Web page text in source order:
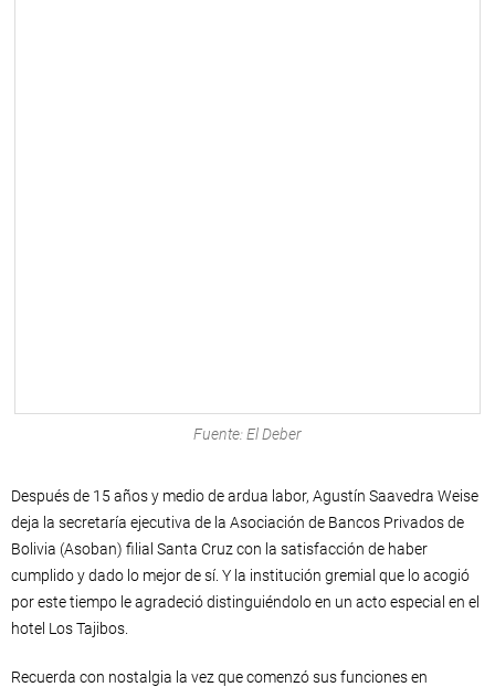
Fuente: El Deber
Después de 15 años y medio de ardua labor, Agustín Saavedra Weise
deja la secretaría ejecutiva de la Asociación de Bancos Privados de
Bolivia (Asoban) filial Santa Cruz con la satisfacción de haber
cumplido y dado lo mejor de sí. Y la institución gremial que lo acogió
por este tiempo le agradeció distinguiéndolo en un acto especial en el
hotel Los Tajibos.
Recuerda con nostalgia la vez que comenzó sus funciones en